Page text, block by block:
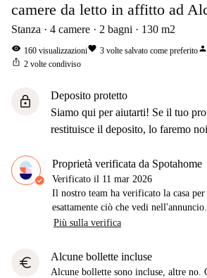
camere da letto in affitto ad
Stanza 4 camere 2 bagni 130 m2
visibility 160 visualizzazionifavorite 3 volte salvato come preferitoperson
ios_share 2 volte condiviso
lock
Deposito protetto
Siamo qui per aiutarti! Se il tuo
restituisce il deposito, lo faremo
Proprietà verificata da Spotahome
Verificato il 11 mar 2026
Il nostro team ha verificato la casa
esattamente ciò che vedi nell'annuncio.
Più sulla verifica
euro Alcune bollette incluse
Alcune bollette sono incluse, altre no.